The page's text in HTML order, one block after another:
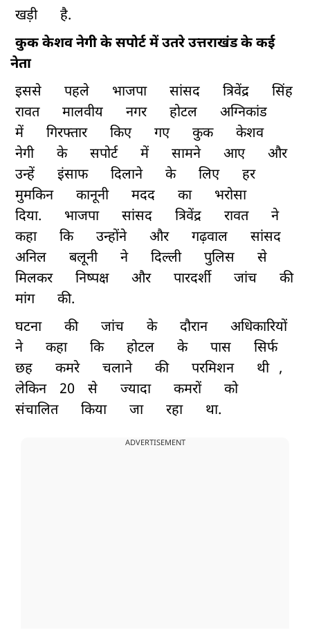
खड़ी
है.
कुक केशव नेगी के सपोर्ट में उतरे उत्तराखंड के कई
नेता
इससे
पहले भाजपा सांसद त्रिवेंद्र
सिंह
रावत
मालवीय नगर होटल
अग्निकांड
में
गिरफ्तार किए गए कुक
केशव
नेगी
के सपोर्ट में सामने आए
और
उन्हें
इंसाफ दिलाने के लिए
हर
मुमकिन
कानूनी मदद का
भरोसा
दिया.
भाजपा सांसद त्रिवेंद्र रावत
ने
कहा
कि उन्होंने और गढ़वाल
सांसद
अनिल
बलूनी ने दिल्ली पुलिस
से
मिलकर
निष्पक्ष और पारदर्शी जांच
की
मांग
की.
घटना
की जांच के दौरान
अधिकारियों
ने
कहा कि होटल के पास
सिर्फ
छह
कमरे चलाने की परमिशन थी ,
लेकिन
20 से ज्यादा कमरों
को
संचालित
किया जा रहा था.
ADVERTISEMENT